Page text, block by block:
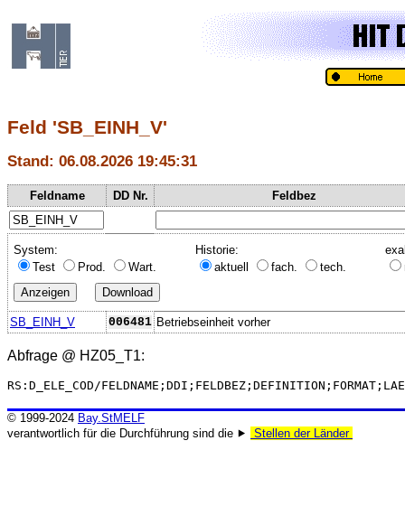
Feld 'SB_EINH_V'
Stand: 06.08.2026 19:45:31
Feldname DD Nr. Feldbez
System:
Test
Prod. Wart.
Historie:
aktuell
fach. tech.
SB_EINH_V 006481 Betriebseinheit vorher
Abfrage @ HZ05_T1:
RS:D_ELE_COD/
© 1999-2024 Bay.StMELF
verantwortlich für die Durchführung sind die ⯈
Stellen der Länder